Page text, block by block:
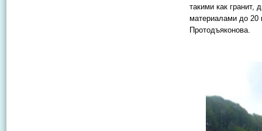
такими как гранит,
материалами до 20
Протодъяконова.